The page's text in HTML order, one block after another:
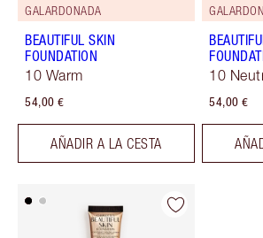
GALARDONADA
BEAUTIFUL SKIN
FOUNDATION
10 Warm
54,00 €
AÑADIR A LA CESTA
10
54,00 €